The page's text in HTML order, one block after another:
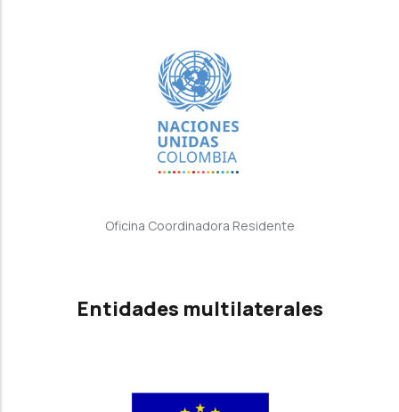
Oficina Coordinadora Residente
Entidades multilaterales